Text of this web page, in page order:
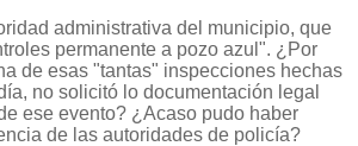
administrativa del municipio, que
permanente a pozo azul". ¿Por
de esas "tantas" inspecciones hechas
no solicitó lo documentación legal
ese evento? ¿Acaso pudo haber
de las autoridades de policía?